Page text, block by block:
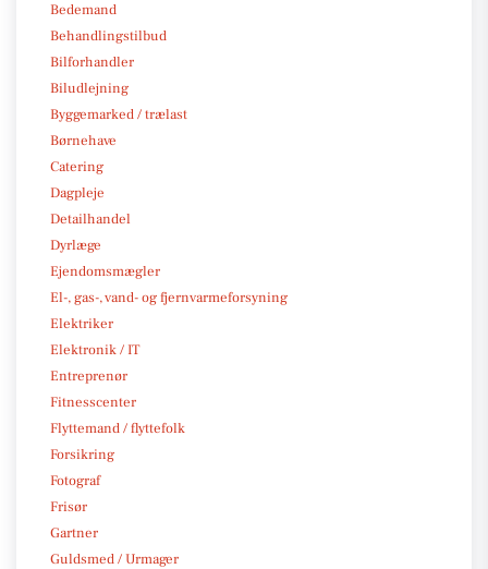
Bedemand
Behandlingstilbud
Bilforhandler
Biludlejning
Byggemarked / trælast
Børnehave
Catering
Dagpleje
Detailhandel
Dyrlæge
Ejendomsmægler
El-, gas-, vand- og fjernvarmeforsyning
Elektriker
Elektronik / IT
Entreprenør
Fitnesscenter
Flyttemand / flyttefolk
Forsikring
Fotograf
Frisør
Gartner
Guldsmed / Urmager